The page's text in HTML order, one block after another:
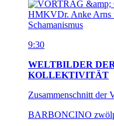
9:30
WELTBILDER
KOLLEKTIVITÄT
Zusammenschnitt der
BARBONCINO